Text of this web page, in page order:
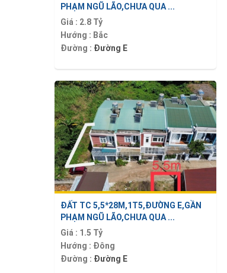
PHẠM NGŨ LÃO,CHƯA QUA ...
Giá : 2.8 Tỷ
Hướng : Bắc
Đường : Đường E
ĐẤT TC 5,5*28M,1T5,ĐƯỜNG E,GẦN
PHẠM NGŨ LÃO,CHƯA QUA ...
Giá : 1.5 Tỷ
Hướng : Đông
Đường : Đường E